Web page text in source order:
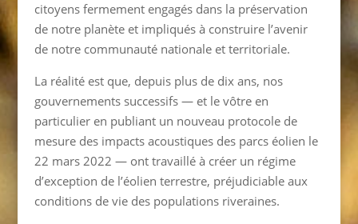
citoyens fermement engagés dans la préservation
de notre planète et impliqués à construire l’avenir
de notre communauté nationale et territoriale.
La réalité est que, depuis plus de dix ans, nos
gouvernements successifs — et le vôtre en
particulier en publiant un nouveau protocole de
mesure des impacts acoustiques des parcs éolien le
22 mars 2022 — ont travaillé à créer un régime
d’exception de l’éolien terrestre, préjudiciable aux
conditions de vie des populations riveraines.